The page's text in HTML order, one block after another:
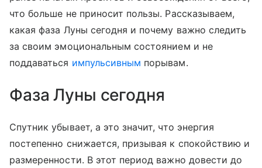
что больше не приносит пользы. Рассказываем,
какая фаза Луны сегодня и почему важно следить
за своим эмоциональным состоянием и не
поддаваться импульсивным порывам.
Фаза Луны сегодня
Спутник убывает, а это значит, что энергия
постепенно снижается, призывая к спокойствию и
размеренности. В этот период важно довести до